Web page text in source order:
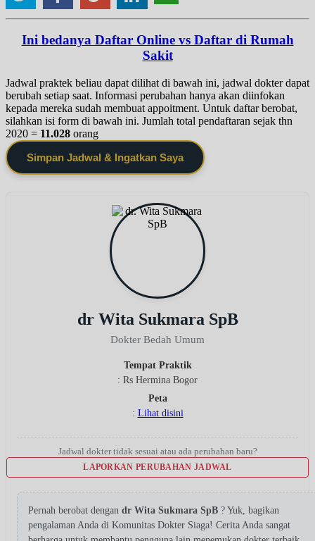
Ini bedanya Daftar Online vs Daftar di Rumah
Sakit
Jadwal praktek beliau dapat dilihat di bawah ini, jadwal dokter dapat
berubah setiap saat. Informasi perubahan hanya akan diinfokan
kepada mereka sudah membuat appoitment. Untuk daftar berobat,
silahkan isi form di bawah ini. Jumlah total pendaftaran sejak thn
2020 = 11.028 orang
Simpan Jadwal & Ingatkan Saya
dr Wita Sukmara SpB
Dokter Bedah Umum
Tempat Praktik
: Rs Hermina Bogor
Peta
: Lihat disini
Jadwal dokter tidak sesuai atau ada perubahan baru?
LAPORKAN PERUBAHAN JADWAL
Pernah berobat dengan dr Wita Sukmara SpB ? Yuk, bagikan
pengalaman Anda di Komunitas Dokter Siaga! Cerita Anda sangat